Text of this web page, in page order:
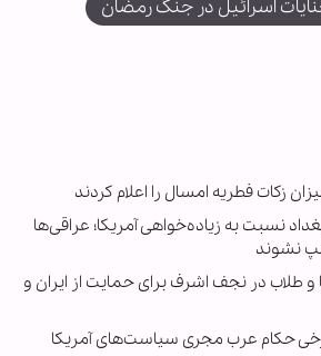
اسرائیل در جنگ رمضان
زکات فطریه امسال را اعلام کردند
نسبت به زیاده‌خواهی آمریکا؛ عراقی‌ها
نشوند
طلاب در نجف اشرف برای حمایت از ایران و
حکام عرب مجری سیاست‌های آمریکا